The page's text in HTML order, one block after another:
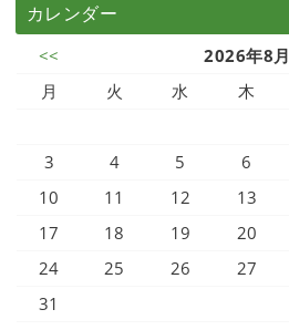
カレンダー
<<
2026年8月
月
火 水 木
3
4 5 6
10
11 12 13
17
18 19 20
24
25 26 27
31